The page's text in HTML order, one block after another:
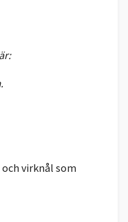
virknål som